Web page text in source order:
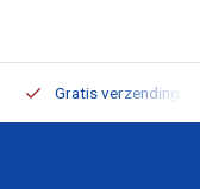
Gratis verzending